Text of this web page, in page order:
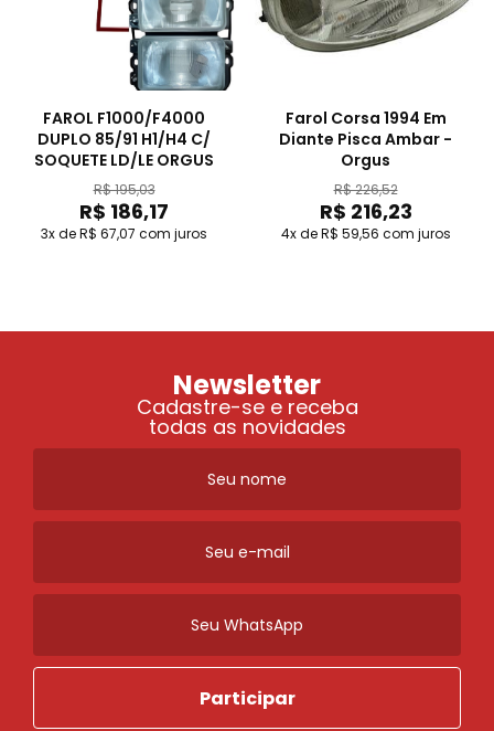
FAROL F1000/F4000
DUPLO 85/91 H1/H4 C/
SOQUETE LD/LE ORGUS
R$ 195,03
R$ 186,17
3x de R$ 67,07 com juros
Farol Corsa 1994 Em
Diante Pisca Ambar -
Orgus
R$ 226,52
R$ 216,23
4x de R$ 59,56 com juros
Newsletter
Cadastre-se e receba
todas as novidades